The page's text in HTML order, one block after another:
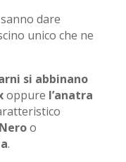
dare
unico che ne
si abbinano
oppure l’anatra
o
.